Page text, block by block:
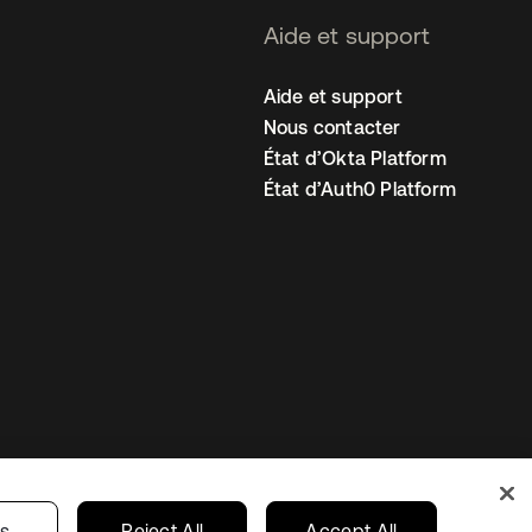
Aide et support
Aide et support
Nous contacter
État d’Okta Platform
État d’Auth0 Platform
des cookies France